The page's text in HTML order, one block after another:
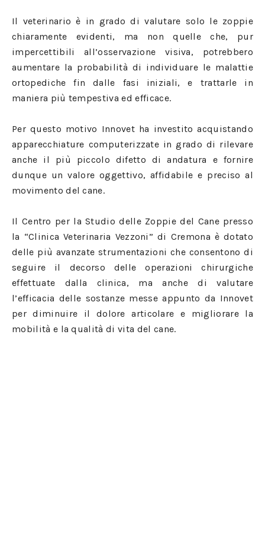
Il veterinario è in grado di valutare solo le zoppie
chiaramente evidenti, ma non quelle che, pur
impercettibili all’osservazione visiva, potrebbero
aumentare la probabilità di individuare le malattie
ortopediche fin dalle fasi iniziali, e trattarle in
maniera più tempestiva ed efficace.
Per questo motivo Innovet ha investito acquistando
apparecchiature computerizzate in grado di rilevare
anche il più piccolo difetto di andatura e fornire
dunque un valore oggettivo, affidabile e preciso al
movimento del cane.
Il Centro per la Studio delle Zoppie del Cane presso
la “Clinica Veterinaria Vezzoni” di Cremona è dotato
delle più avanzate strumentazioni che consentono di
seguire il decorso delle operazioni chirurgiche
effettuate dalla clinica, ma anche di valutare
l’efficacia delle sostanze messe appunto da Innovet
per diminuire il dolore articolare e migliorare la
mobilità e la qualità di vita del cane.